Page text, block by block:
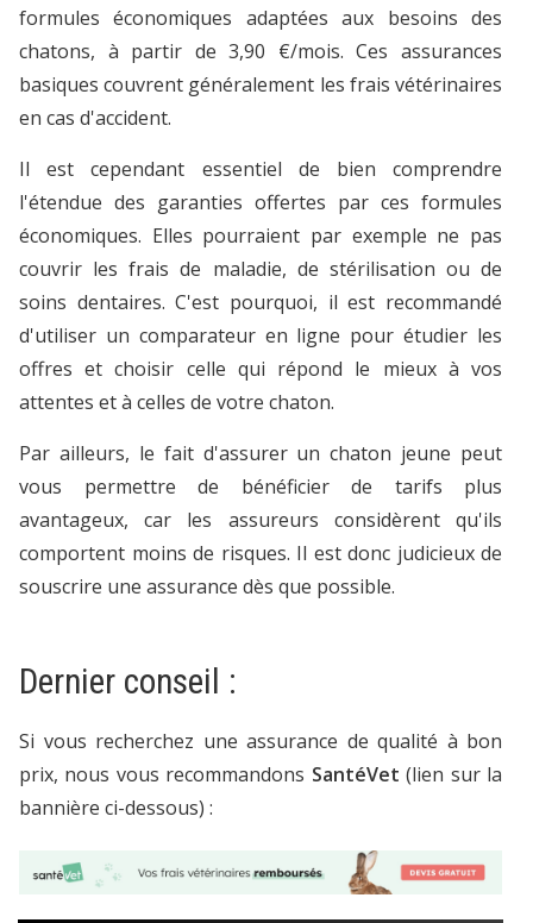
formules économiques adaptées aux besoins des
chatons, à partir de 3,90 €/mois. Ces assurances
basiques couvrent généralement les frais vétérinaires
en cas d'accident.
Il est cependant essentiel de bien comprendre
l'étendue des garanties offertes par ces formules
économiques. Elles pourraient par exemple ne pas
couvrir les frais de maladie, de stérilisation ou de
soins dentaires. C'est pourquoi, il est recommandé
d'utiliser un comparateur en ligne pour étudier les
offres et choisir celle qui répond le mieux à vos
attentes et à celles de votre chaton.
Par ailleurs, le fait d'assurer un chaton jeune peut
vous permettre de bénéficier de tarifs plus
avantageux, car les assureurs considèrent qu'ils
comportent moins de risques. Il est donc judicieux de
souscrire une assurance dès que possible.
Dernier conseil :
Si vous recherchez une assurance de qualité à bon
prix, nous vous recommandons SantéVet (lien sur la
bannière ci-dessous) :